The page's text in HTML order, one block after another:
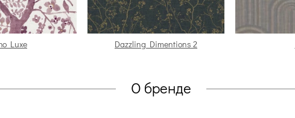
Luxe Dazzling Dimentions 2
О бренде